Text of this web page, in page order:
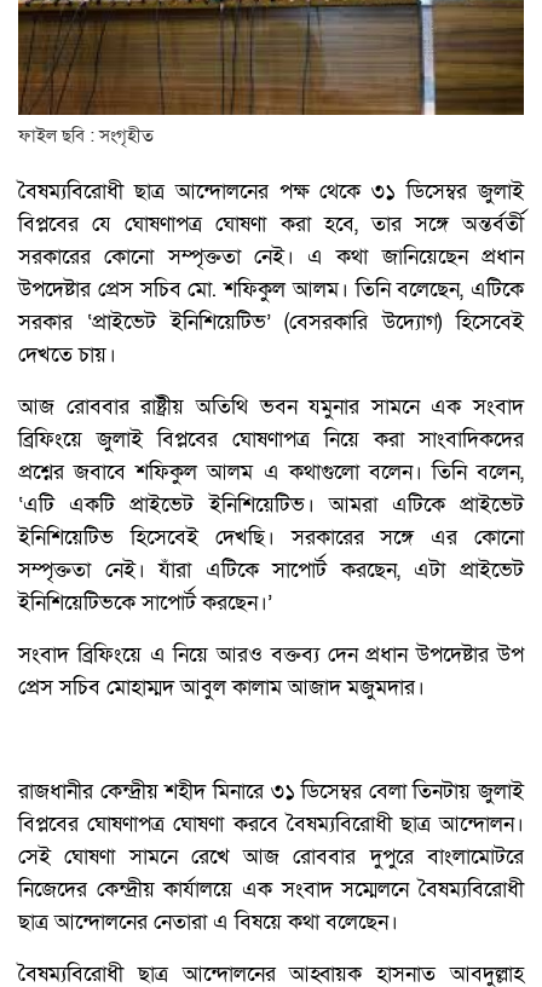
ফাইল ছবি : সংগৃহীত
বৈষম্যবিরোধী ছাত্র আন্দোলনের পক্ষ থেকে ৩১ ডিসেম্বর জুলাই
বিপ্লবের যে ঘোষণাপত্র ঘোষণা করা হবে, তার সঙ্গে অন্তর্বর্তী
সরকারের কোনো সম্পৃক্ততা নেই। এ কথা জানিয়েছেন প্রধান
উপদেষ্টার প্রেস সচিব মো. শফিকুল আলম। তিনি বলেছেন, এটিকে
সরকার ‘প্রাইভেট ইনিশিয়েটিভ’ (বেসরকারি উদ্যোগ) হিসেবেই
দেখতে চায়।
আজ রোববার রাষ্ট্রীয় অতিথি ভবন যমুনার সামনে এক সংবাদ
ব্রিফিংয়ে জুলাই বিপ্লবের ঘোষণাপত্র নিয়ে করা সাংবাদিকদের
প্রশ্নের জবাবে শফিকুল আলম এ কথাগুলো বলেন। তিনি বলেন,
‘এটি একটি প্রাইভেট ইনিশিয়েটিভ। আমরা এটিকে প্রাইভেট
ইনিশিয়েটিভ হিসেবেই দেখছি। সরকারের সঙ্গে এর কোনো
সম্পৃক্ততা নেই। যাঁরা এটিকে সাপোর্ট করছেন, এটা প্রাইভেট
ইনিশিয়েটিভকে সাপোর্ট করছেন।’
সংবাদ ব্রিফিংয়ে এ নিয়ে আরও বক্তব্য দেন প্রধান উপদেষ্টার উপ
প্রেস সচিব মোহাম্মদ আবুল কালাম আজাদ মজুমদার।
রাজধানীর কেন্দ্রীয় শহীদ মিনারে ৩১ ডিসেম্বর বেলা তিনটায় জুলাই
বিপ্লবের ঘোষণাপত্র ঘোষণা করবে বৈষম্যবিরোধী ছাত্র আন্দোলন।
সেই ঘোষণা সামনে রেখে আজ রোববার দুপুরে বাংলামোটরে
নিজেদের কেন্দ্রীয় কার্যালয়ে এক সংবাদ সম্মেলনে বৈষম্যবিরোধী
ছাত্র আন্দোলনের নেতারা এ বিষয়ে কথা বলেছেন।
বৈষম্যবিরোধী ছাত্র আন্দোলনের আহ্বায়ক হাসনাত আবদুল্লাহ